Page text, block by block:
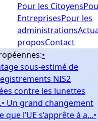
Pour les Citoyens
EntreprisesPour les
administrations
proposContact
•
sous-estimé de
NIS2
contre les lunettes
• Un grand changement
l’UE s’apprête à a...•